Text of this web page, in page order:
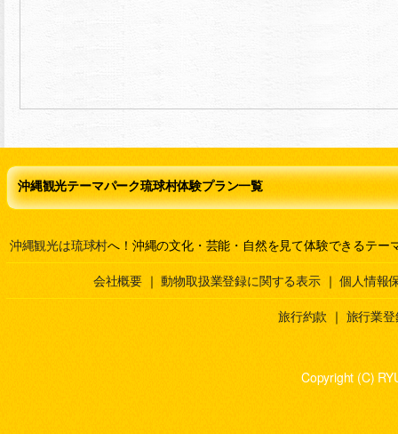
沖縄観光テーマパーク琉球村体験プラン一覧
沖縄観光は琉球村へ！沖縄の文化・芸能・自然を見て体験できるテー
会社概要 ｜ 動物取扱業登録に関する表示 ｜ 個人情報
旅行約款 ｜ 旅行業
Copyright (C)